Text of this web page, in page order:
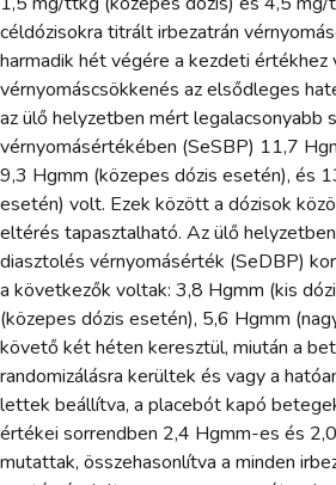
céldózisokra titrált irbezatrán
harmadik hét végére a kezdeti
vérnyomáscsökkenés az elsődleges
az ülő helyzetben mért legalacsonyabb
vérnyomásértékében (SeSBP) 11,7
9,3 Hgmm (közepes dózis esetén), és
esetén) volt. Ezek között a dózisok
eltérés tapasztalható. Az ülő
diasztolés vérnyomásérték (SeDBP)
a következők voltak: 3,8 Hgmm (kis
(közepes dózis esetén), 5,6 Hgmm
követő két héten keresztül, miután a
randomizálásra kerültek és vagy a
lettek beállítva, a placebót kapó
értékei sorrendben 2,4 Hgmm-es és
mutattak, összehasonlítva a minden